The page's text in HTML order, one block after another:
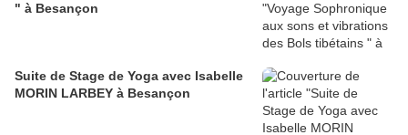
" à Besançon
Suite de Stage de Yoga avec Isabelle
MORIN LARBEY à Besançon